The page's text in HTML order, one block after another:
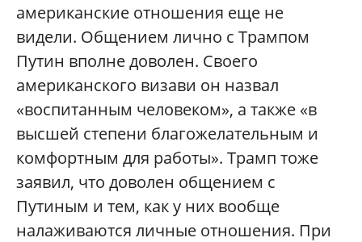
американские отношения еще не
видели. Общением лично с Трампом
Путин вполне доволен. Своего
американского визави он назвал
«воспитанным человеком», а также «в
высшей степени благожелательным и
комфортным для работы». Трамп тоже
заявил, что доволен общением с
Путиным и тем, как у них вообще
налаживаются личные отношения. При